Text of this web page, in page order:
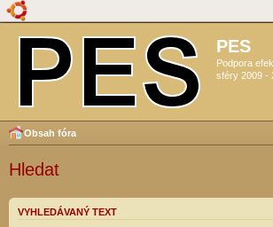
PES
Podpora
sféry 2009 -
Obsah fóra
Hledat
VYHLEDÁVANÝ TEXT